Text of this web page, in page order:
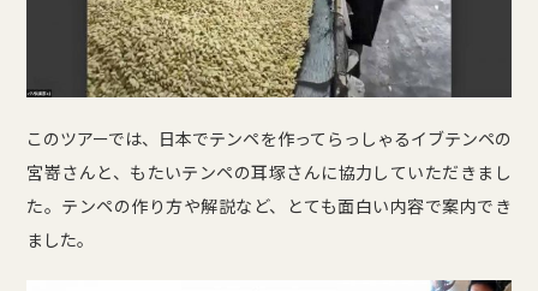
このツアーでは、日本でテンペを作ってらっしゃるイブテンペの
宮嵜さんと、もたいテンペの耳塚さんに協力していただきまし
た。テンペの作り方や解説など、とても面白い内容で案内でき
ました。